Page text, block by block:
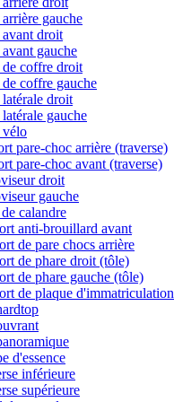
gauche
avant droit
gauche
de coffre droit
de coffre gauche
latérale droit
gauche
vélo
pare-choc arrière (traverse)
pare-choc avant (traverse)
droit
gauche
calandre
anti-brouillard avant
de pare chocs arrière
de phare droit (tôle)
de phare gauche (tôle)
de plaque d'immatriculation
d'essence
inférieure
supérieure